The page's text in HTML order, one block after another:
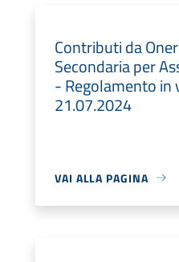
Contributi da
Secondaria per
- Regolamento in
21.07.2024
VAI ALLA PAGINA